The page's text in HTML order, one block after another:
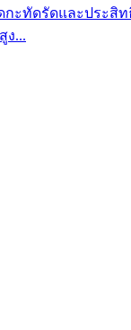
ง...